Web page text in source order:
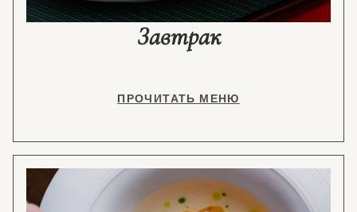
Завтрак
ПРОЧИТАТЬ МЕНЮ